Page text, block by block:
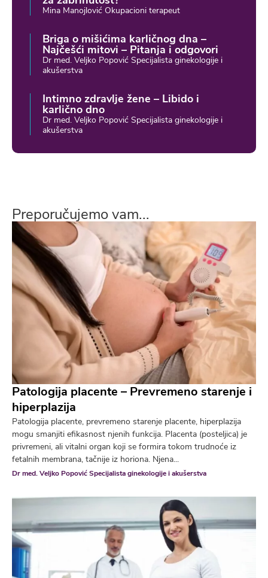
Mina Manojlović Okupacioni terapeut
Briga o mišićima karličnog dna –
Najčešći mitovi – Pitanja i odgovori
Dr med. Veljko Popović Specijalista ginekologije i
akušerstva
Intimno zdravlje žene – Libido i
karlično dno
Dr med. Veljko Popović Specijalista ginekologije i
akušerstva
Preporučujemo vam...
Patologija placente – Prevremeno starenje i
hiperplazija
Patologija placente, prevremeno starenje placente, hiperplazija
mogu smanjiti efikasnost njenih funkcija. Placenta (posteljica) je
privremeni, ali vitalni organ koji se formira tokom trudnoće iz
fetalnih membrana, tačnije iz horiona. Njena...
Dr med. Veljko Popović Specijalista ginekologije i akušerstva